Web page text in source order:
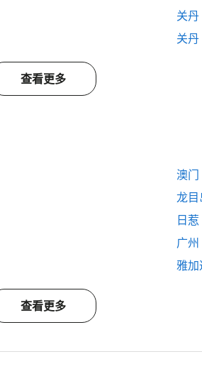
关
关
查看更多
澳门
龙目
日惹
广州
雅加
查看更多